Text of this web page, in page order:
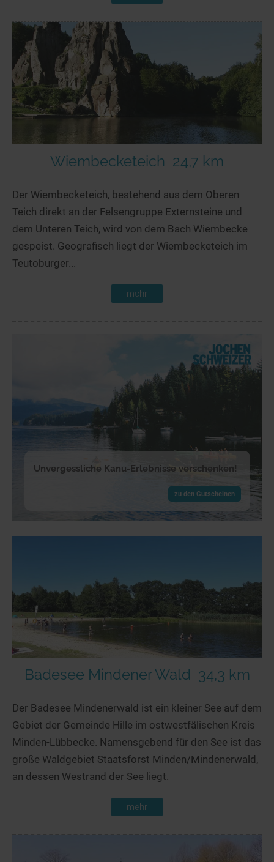
Wiembecketeich 24,7 km
Der Wiembecketeich, bestehend aus dem Oberen
Teich direkt an der Felsengruppe Externsteine und
dem Unteren Teich, wird von dem Bach Wiembecke
gespeist. Geografisch liegt der Wiembecketeich im
Teutoburger...
mehr
Unvergessliche Kanu-Erlebnisse verschenken!
zu den Gutscheinen
Badesee Mindener Wald 34,3 km
Der Badesee Mindenerwald ist ein kleiner See auf dem
Gebiet der Gemeinde Hille im ostwestfälischen Kreis
Minden-Lübbecke. Namensgebend für den See ist das
große Waldgebiet Staatsforst Minden/Mindenerwald,
an dessen Westrand der See liegt.
mehr